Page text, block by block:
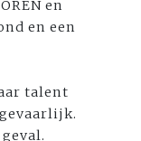
en
en een
talent